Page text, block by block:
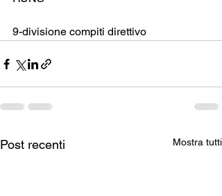
9-divisione compiti direttivo
Post recenti Mostra tutti